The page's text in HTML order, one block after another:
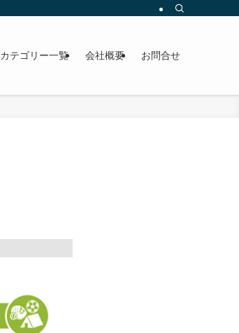
カテゴリー一覧 会社概要 お問合せ